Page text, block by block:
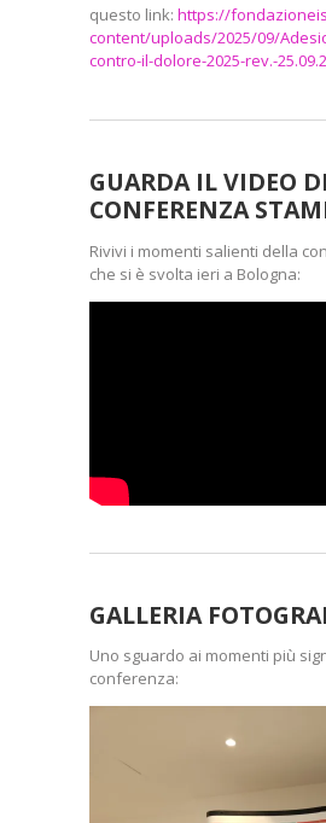
questo link: https://
content/uploads/2025/09/
contro-il-dolore-2025-rev.-
GUARDA IL VIDEO
CONFERENZA
Rivivi i momenti salienti della
che si è svolta ieri a Bologna:
GALLERIA
Uno sguardo ai momenti più
conferenza: